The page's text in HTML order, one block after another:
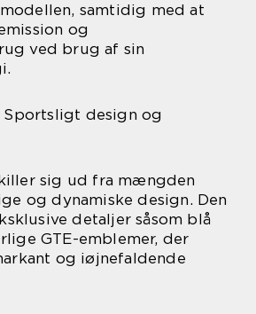
samtidig med at
og
ved brug af sin
design og
sig ud fra mængden
og dynamiske design. Den
detaljer såsom blå
GTE-emblemer, der
og iøjnefaldende